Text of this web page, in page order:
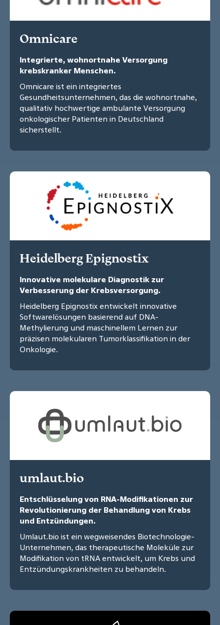
Omnicare
Integrierte, wohnortnahe Versorgung
krebskranker Menschen.
Omnicare ist ein integriertes
Gesundheitsunternehmen, das die wohnortnahe,
qualitativ hochwertige ambulante Versorgung
onkologischer Patienten in Deutschland
sicherstellt.
Heidelberg Epignostix
Innovative molekulare Diagnostik zur
Verbesserung der Krebsversorgung.
Heidelberg Epignostix entwickelt innovative
Softwarelösungen basierend auf DNA-
Methylierung und maschinellem Lernen zur
präzisen molekularen Tumorklassifikation in der
Onkologie.
umlaut.bio
Entschlüsselung von RNA-Modifikationen zur
Revolutionierung der Behandlung von Krebs
und Entzündungen.
Umlaut.bio ist ein wegweisendes Biotechnologie-
Unternehmen, das therapeutische Moleküle zur
Modifikation von tRNA entwickelt, um Krebs und
Entzündungskrankheiten zu behandeln.